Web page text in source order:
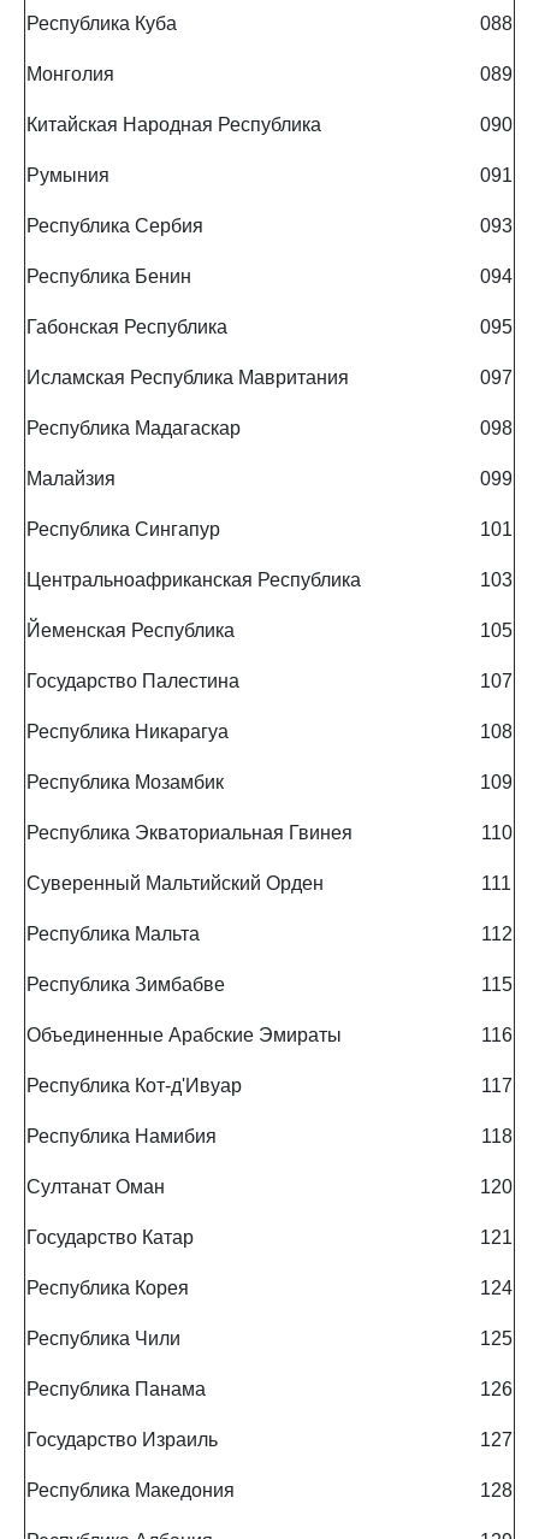
Республика Куба 088
Монголия 089
Китайская Народная Республика 090
Румыния 091
Республика Сербия 093
Республика Бенин 094
Габонская Республика 095
Исламская Республика Мавритания 097
Республика Мадагаскар 098
Малайзия 099
Республика Сингапур 101
Центральноафриканская Республика 103
Йеменская Республика 105
Государство Палестина 107
Республика Никарагуа 108
Республика Мозамбик 109
Республика Экваториальная Гвинея 110
Суверенный Мальтийский Орден 111
Республика Мальта 112
Республика Зимбабве 115
Объединенные Арабские Эмираты 116
Республика Кот-д'Ивуар 117
Республика Намибия 118
Султанат Оман 120
Государство Катар 121
Республика Корея 124
Республика Чили 125
Республика Панама 126
Государство Израиль 127
Республика Македония 128